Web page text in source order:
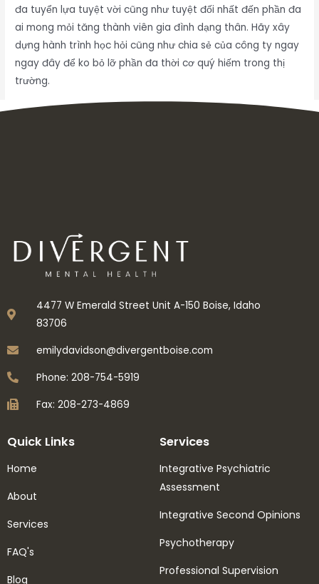
đa tuyển lựa tuyệt vời cũng như tuyệt đối nhất đến phần đa
ai mong mỏi tăng thành viên gia đình dạng thân. Hãy xây
dựng hành trình học hỏi cũng như chia sẻ của công ty ngay
ngay đây để ko bỏ lỡ phần đa thời cơ quý hiếm trong thị
trường.
Inbox tele : @subdomaingov | @Appal2024 | @fb882024
4477 W Emerald Street Unit A-150 Boise, Idaho
83706
emilydavidson@divergentboise.com
Phone: 208-754-5919
Fax: 208-273-4869
Quick Links
Home
About
Services
FAQ's
Blog
Services
Integrative Psychiatric
Assessment
Integrative Second Opinions
Psychotherapy
Professional Supervision